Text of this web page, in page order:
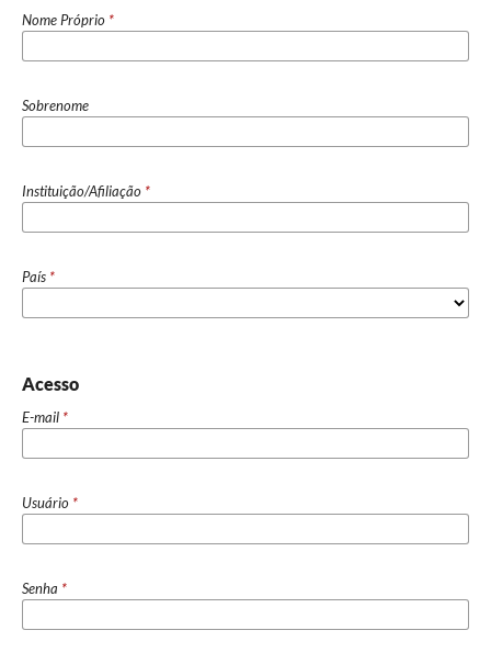
Nome Próprio *
Sobrenome
Instituição/Afiliação *
País *
Acesso
E-mail *
Usuário *
Senha *